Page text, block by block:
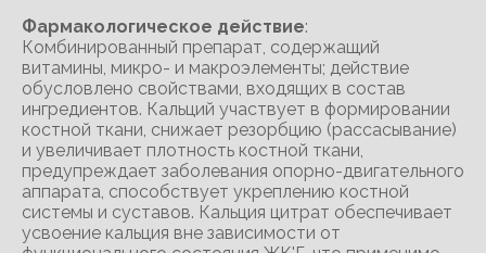
Фармакологическое действие:
Комбинированный препарат, содержащий
витамины, микро- и макроэлементы; действие
обусловлено свойствами, входящих в состав
ингредиентов. Кальций участвует в формировании
костной ткани, снижает резорбцию (рассасывание)
и увеличивает плотность костной ткани,
предупреждает заболевания опорно-двигательного
аппарата, способствует укреплению костной
системы и суставов. Кальция цитрат обеспечивает
усвоение кальция вне зависимости от